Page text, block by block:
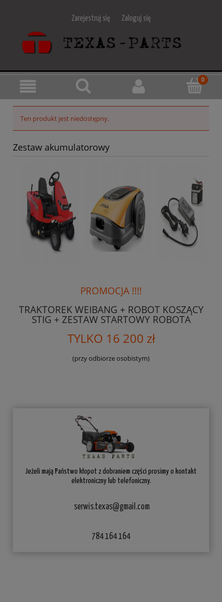
Zarejestruj się Zaloguj się
Ten produkt jest niedostępny.
Zestaw akumulatorowy
PROMOCJA !!!!
TRAKTOREK WEIBANG + ROBOT KOSZĄCY
STIG + ZESTAW STARTOWY ROBOTA
TYLKO 16 200 zł
(przy odbiorze osobistym)
Jeżeli mają Państwo kłopot z dobraniem części prosimy o kontakt
elektroniczny lub telefoniczny.
serwis.texas@gmail.com
784 164 164